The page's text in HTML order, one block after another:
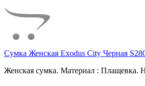
Сумка Женская Exodus City Черная
Женская сумка. Материал : Плащевка.